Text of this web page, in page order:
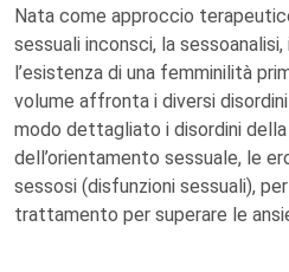
Nata come approccio
sessuali inconsci, la
l’esistenza di una femminilità
volume affronta i diversi
modo dettagliato i disordini della
dell’orientamento sessuale, le
sessosi (disfunzioni sessuali),
trattamento per superare le